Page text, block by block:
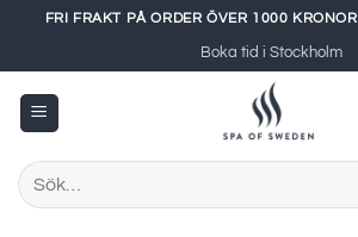
content
FRI FRAKT PÅ ORDER ÖVER 1000 KRONOR
Boka tid i Stockholm
Sök
efter: